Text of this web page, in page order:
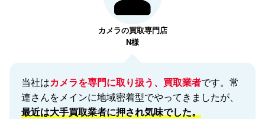
カメラの買取専門店
N様
当社はカメラを専門に取り扱う、買取業者です。常
連さんをメインに地域密着型でやってきましたが、
最近は大手買取業者に押され気味でした。